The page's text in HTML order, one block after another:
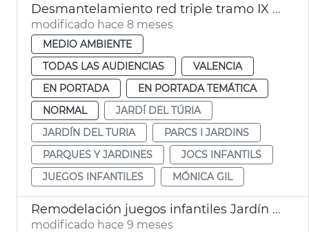
Desmantelamiento red triple tramo IX Jardí del Túria
modificado hace 8 meses
MEDIO AMBIENTE
TODAS LAS AUDIENCIAS
VALENCIA
EN PORTADA
EN PORTADA TEMÁTICA
NORMAL
JARDÍ DEL TÚRIA
JARDÍN DEL TURIA
PARCS I JARDINS
PARQUES Y JARDINES
JOCS INFANTILS
JUEGOS INFANTILES
MÓNICA GIL
Remodelación juegos infantiles Jardín Massarrojos
modificado hace 9 meses